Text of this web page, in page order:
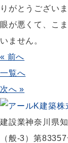
りがとうございま
眼が悪くて、こ
いません。
« 前へ
一覧へ
次へ »
建設業神奈川県
（般-3）第